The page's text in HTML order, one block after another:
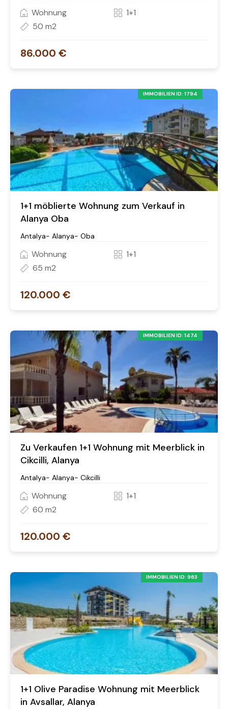
Wohnung
1+1
50 m2
86.000 €
IMMOBILIEN ID: 1794
1+1 möblierte Wohnung zum Verkauf in
Alanya Oba
Antalya- Alanya- Oba
Wohnung
1+1
65 m2
120.000 €
IMMOBILIEN ID: 1474
Zu Verkaufen 1+1 Wohnung mit Meerblick in
Cikcilli, Alanya
Antalya- Alanya- Cikcilli
Wohnung
1+1
60 m2
120.000 €
IMMOBILIEN ID: 963
1+1 Olive Paradise Wohnung mit Meerblick
in Avsallar, Alanya